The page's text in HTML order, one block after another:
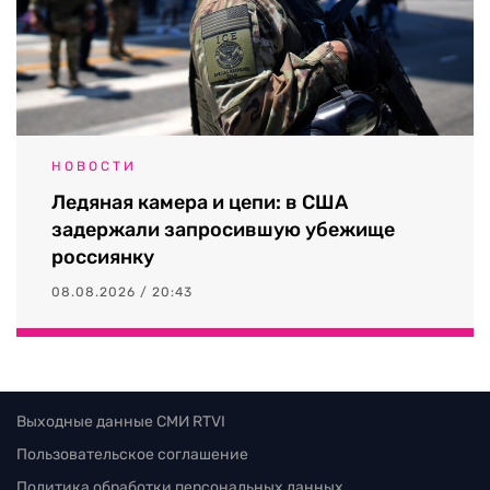
НОВОСТИ
Ледяная камера и цепи: в США
задержали запросившую убежище
россиянку
08.08.2026 / 20:43
Выходные данные СМИ RTVI
Пользовательское соглашение